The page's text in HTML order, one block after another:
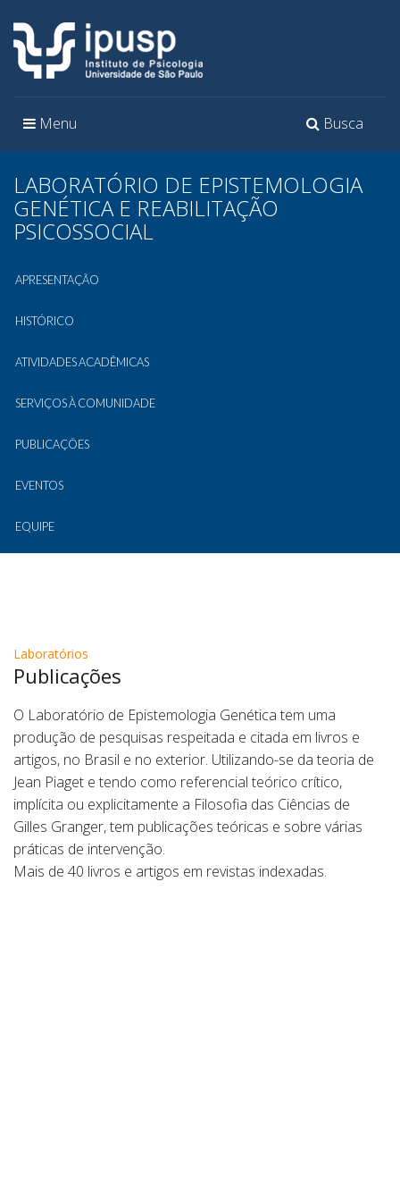
Toggle
Busca
Toggle
Menu
LABORATÓRIO DE EPISTEMOLOGIA
GENÉTICA E REABILITAÇÃO
PSICOSSOCIAL
APRESENTAÇÃO
HISTÓRICO
ATIVIDADES ACADÊMICAS
SERVIÇOS À COMUNIDADE
PUBLICAÇÕES
EVENTOS
EQUIPE
Laboratórios
Publicações
O Laboratório de Epistemologia Genética tem uma
produção de pesquisas respeitada e citada em livros e
artigos, no Brasil e no exterior. Utilizando-se da teoria de
Jean Piaget e tendo como referencial teórico crítico,
implícita ou explicitamente a Filosofia das Ciências de
Gilles Granger, tem publicações teóricas e sobre várias
práticas de intervenção.
Mais de 40 livros e artigos em revistas indexadas.